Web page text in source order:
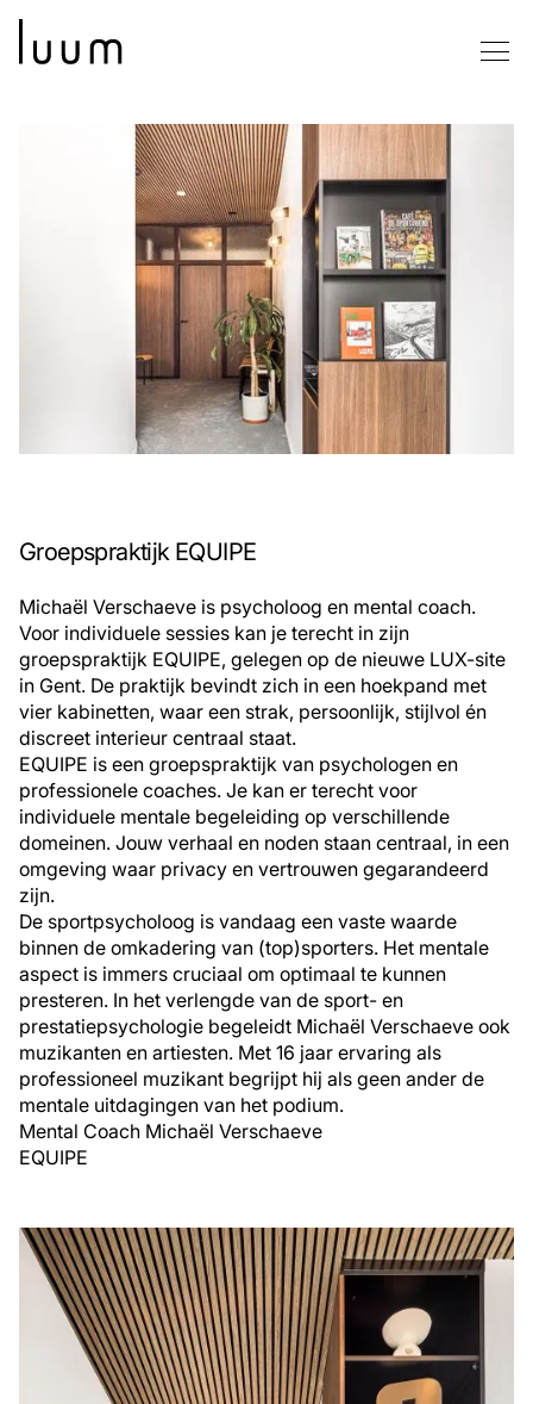
Groepspraktijk EQUIPE
Michaël Verschaeve is psycholoog en mental coach.
Voor individuele sessies kan je terecht in zijn
groepspraktijk EQUIPE, gelegen op de nieuwe LUX-site
in Gent. De praktijk bevindt zich in een hoekpand met
vier kabinetten, waar een strak, persoonlijk, stijlvol én
discreet interieur centraal staat.
EQUIPE is een groepspraktijk van psychologen en
professionele coaches. Je kan er terecht voor
individuele mentale begeleiding op verschillende
domeinen. Jouw verhaal en noden staan centraal, in een
omgeving waar privacy en vertrouwen gegarandeerd
zijn.
De sportpsycholoog is vandaag een vaste waarde
binnen de omkadering van (top)sporters. Het mentale
aspect is immers cruciaal om optimaal te kunnen
presteren. In het verlengde van de sport- en
prestatiepsychologie begeleidt Michaël Verschaeve ook
muzikanten en artiesten. Met 16 jaar ervaring als
professioneel muzikant begrijpt hij als geen ander de
mentale uitdagingen van het podium.
Mental Coach Michaël Verschaeve
EQUIPE